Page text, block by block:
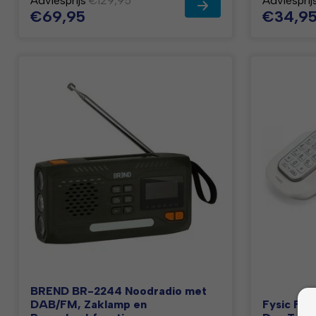
€69,95 €34,95
BREND BR-2244 Noodradio met
DAB/FM, Zaklamp en
Fysic